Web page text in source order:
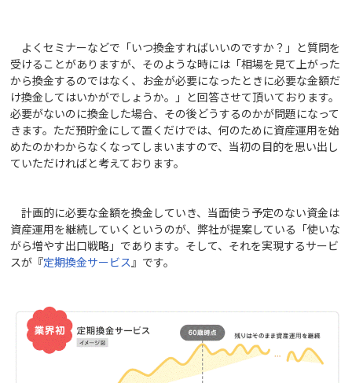
よくセミナーなどで「いつ換金すればいいのですか？」と質問を
受けることがありますが、そのような時には「相場を見て上がった
から換金するのではなく、お金が必要になったときに必要な金額だ
け換金してはいかがでしょうか。」と回答させて頂いております。
必要がないのに換金した場合、その後どうするのかが問題になって
きます。ただ預貯金にして置くだけでは、何のために資産運用を始
めたのかわからなくなってしまいますので、当初の目的を思い出し
ていただければと考えております。
計画的に必要な金額を換金していき、当面使う予定のない資金は
資産運用を継続していくというのが、弊社が提案している「使いな
がら増やす出口戦略」であります。そして、それを実現するサービ
スが『定期換金サービス 』です。